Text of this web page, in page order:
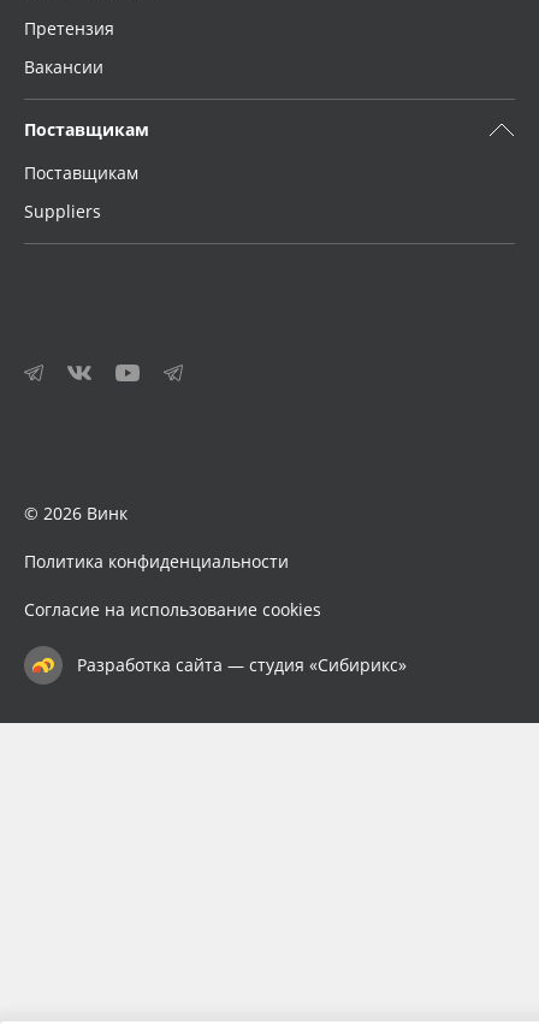
Претензия
Вакансии
Поставщикам
Поставщикам
Suppliers
© 2026 Винк
Политика конфиденциальности
Согласие на использование cookies
Разработка сайта — студия «Сибирикс»